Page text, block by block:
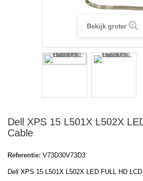
Bekijk groter
Dell XPS 15 L501X L502X
Cable
Referentie: V73D30V73D3
Dell XPS 15 L501X L502X LED FULL HD